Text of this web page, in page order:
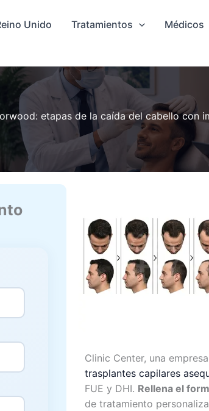
Unido Tratamientos Médicos
etapas de la caída del cabello con
Clinic Center, una
trasplantes capilares
FUE y DHI. Rellena el
de tratamiento